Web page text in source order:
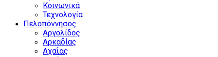
Κοινωνικά
Τεχνολογία
Πελοπόννησος
Αργολίδος
Αρκαδίας
Αχαΐας